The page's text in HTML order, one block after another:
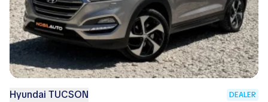
Hyundai TUCSON DEALER